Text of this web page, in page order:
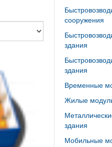
сооружения
здания
здания
Временные
Жилые
здания
Мобильные